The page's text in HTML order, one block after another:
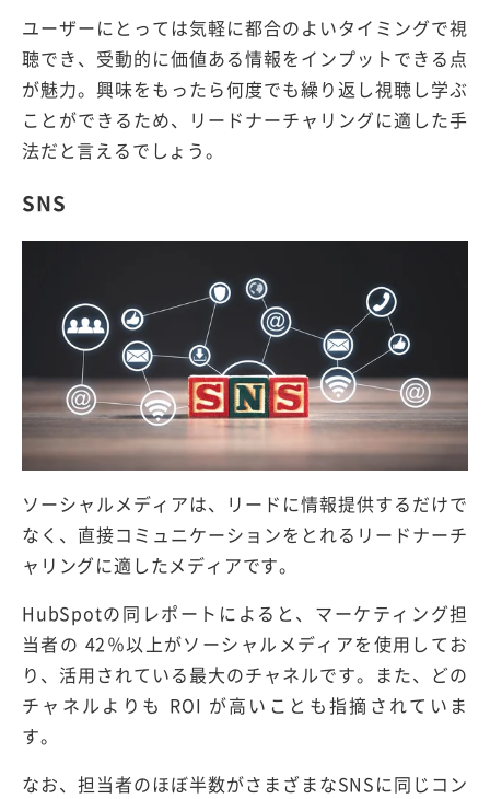
ユーザーにとっては気軽に都合のよいタイミングで視
聴でき、受動的に価値ある情報をインプットできる点
が魅力。興味をもったら何度でも繰り返し視聴し学ぶ
ことができるため、リードナーチャリングに適した手
法だと言えるでしょう。
SNS
ソーシャルメディアは、リードに情報提供するだけで
なく、直接コミュニケーションをとれるリードナーチ
ャリングに適したメディアです。
HubSpotの同レポートによると、マーケティング担
当者の 42％以上がソーシャルメディアを使用してお
り、活用されている最大のチャネルです。また、どの
チャネルよりも ROI が高いことも指摘されていま
す。
なお、担当者のほぼ半数がさまざまなSNSに同じコン